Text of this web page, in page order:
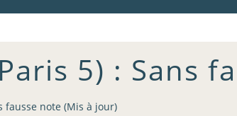
5) : Sans
fausse note (Mis à jour)